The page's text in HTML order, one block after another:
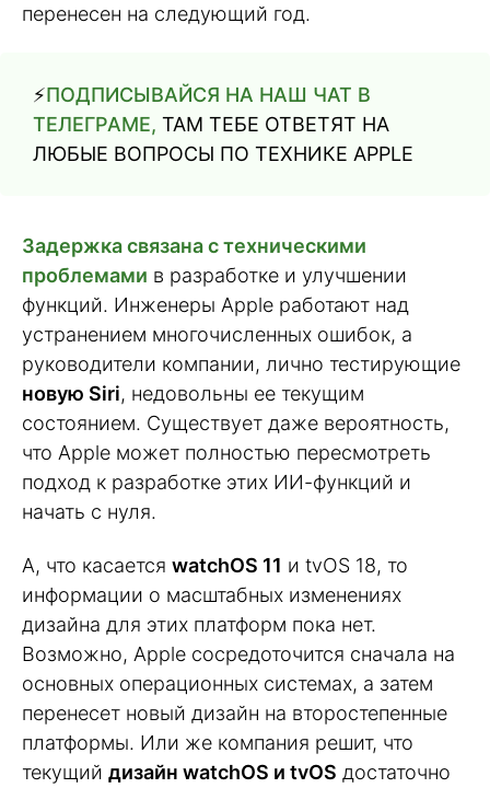
перенесен на следующий год.
⚡️ПОДПИСЫВАЙСЯ НА НАШ ЧАТ В
ТЕЛЕГРАМЕ, ТАМ ТЕБЕ ОТВЕТЯТ НА
ЛЮБЫЕ ВОПРОСЫ ПО ТЕХНИКЕ APPLE
Задержка связана с техническими
проблемами в разработке и улучшении
функций. Инженеры Apple работают над
устранением многочисленных ошибок, а
руководители компании, лично тестирующие
новую Siri, недовольны ее текущим
состоянием. Существует даже вероятность,
что Apple может полностью пересмотреть
подход к разработке этих ИИ-функций и
начать с нуля.
А, что касается watchOS 11 и tvOS 18, то
информации о масштабных изменениях
дизайна для этих платформ пока нет.
Возможно, Apple сосредоточится сначала на
основных операционных системах, а затем
перенесет новый дизайн на второстепенные
платформы. Или же компания решит, что
текущий дизайн watchOS и tvOS достаточно